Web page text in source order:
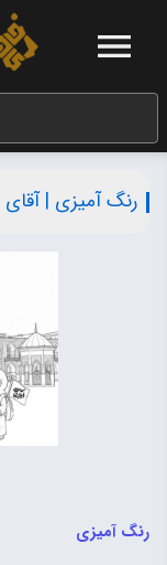
رنگ آمیزی |
رنگ آمیزی